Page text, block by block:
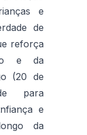
e
de
reforça
e da
(20 de
para
e
da